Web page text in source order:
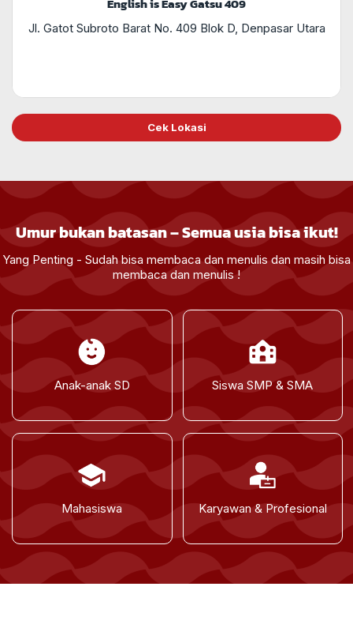
Jl. Gatot Subroto Barat No. 409 Blok D, Denpasar Utara
Cek Lokasi
Umur bukan batasan – Semua usia bisa ikut!
Yang Penting - Sudah bisa membaca dan menulis dan masih bisa
membaca dan menulis !
Anak-anak SD Siswa SMP & SMA
Mahasiswa Karyawan & Profesional